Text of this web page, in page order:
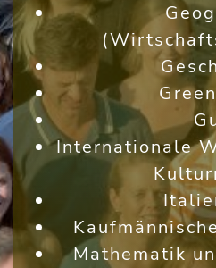
Internationale
Mathematik